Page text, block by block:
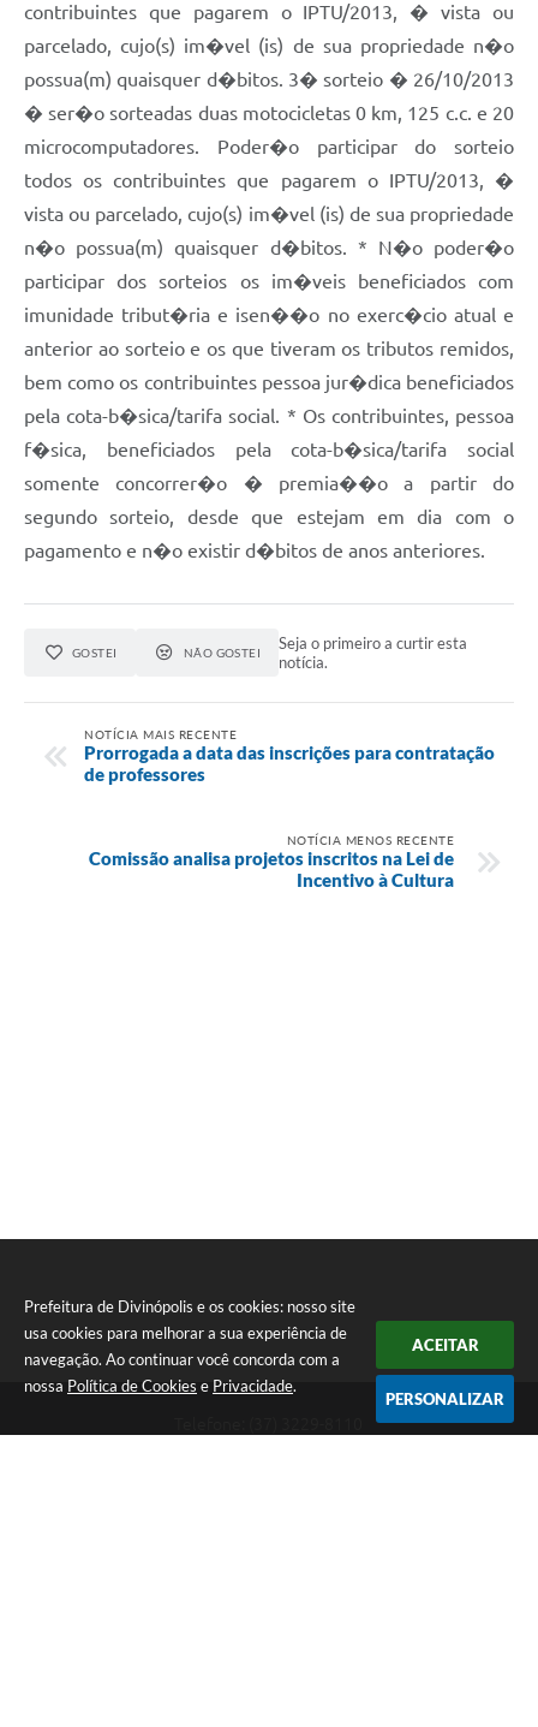
Prefeitura de Divinópolis e os cookies: nosso site
usa cookies para melhorar a sua experiência de
navegação. Ao continuar você concorda com a
nossa Política de Cookies e Privacidade.
ACEITAR
PERSONALIZAR
contribuintes que pagarem o IPTU/2013, � vista ou
parcelado, cujo(s) im�vel (is) de sua propriedade n�o
possua(m) quaisquer d�bitos. 3� sorteio � 26/10/2013
� ser�o sorteadas duas motocicletas 0 km, 125 c.c. e 20
microcomputadores. Poder�o participar do sorteio
todos os contribuintes que pagarem o IPTU/2013, �
vista ou parcelado, cujo(s) im�vel (is) de sua propriedade
n�o possua(m) quaisquer d�bitos. * N�o poder�o
participar dos sorteios os im�veis beneficiados com
imunidade tribut�ria e isen��o no exerc�cio atual e
anterior ao sorteio e os que tiveram os tributos remidos,
bem como os contribuintes pessoa jur�dica beneficiados
pela cota-b�sica/tarifa social. * Os contribuintes, pessoa
f�sica, beneficiados pela cota-b�sica/tarifa social
somente concorrer�o � premia��o a partir do
segundo sorteio, desde que estejam em dia com o
pagamento e n�o existir d�bitos de anos anteriores.
GOSTEI NÃO GOSTEI
Seja o primeiro a curtir esta
notícia.
NOTÍCIA MAIS RECENTE
Prorrogada a data das inscrições para contratação
de professores
NOTÍCIA MENOS RECENTE
Comissão analisa projetos inscritos na Lei de
Incentivo à Cultura